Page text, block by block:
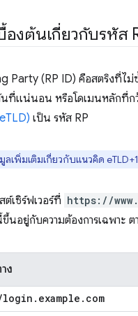
องต้นเกี่ยวกับรหัส
Party (RP ID) คือสตริงที่ไม่
ที่แน่นอน หรือโดเมนหลักที่กว้
เป็น รหัส RP
ลเพิ่มเติมเกี่ยวกับแนวคิด
ต์เซิร์ฟเวอร์ที่ https://
นอยู่กับความต้องการเฉพาะ
ง
login . example . com